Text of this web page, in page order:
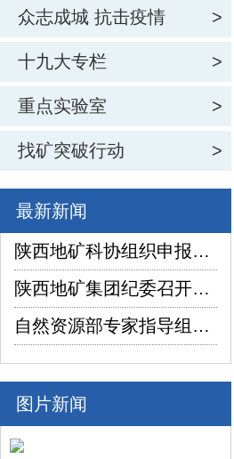
众志成城 抗击疫情 >
十九大专栏 >
重点实验室 >
找矿突破行动 >
最新新闻
陕西地矿科协组织申报项目在2026年陕西省企业“三新三小”创新竞赛中喜获佳绩
陕西地矿集团纪委召开2026年上半年纪检监察工作座谈交流暨制度建设座谈会
自然资源部专家指导组深入陕西省镇坪县红阳萤石矿普查项目调研指导工作
图片新闻